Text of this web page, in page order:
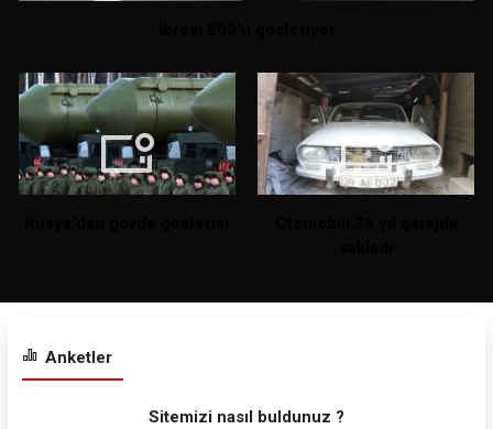
Anketler
Sitemizi nasıl buldunuz ?